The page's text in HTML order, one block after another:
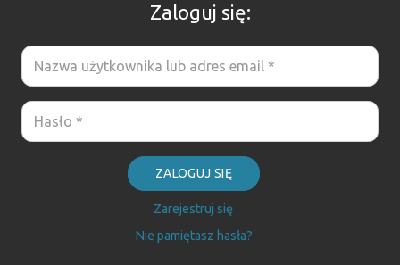
Zaloguj się:
ZALOGUJ SIĘ
Zarejestruj się
Nie pamiętasz hasła?